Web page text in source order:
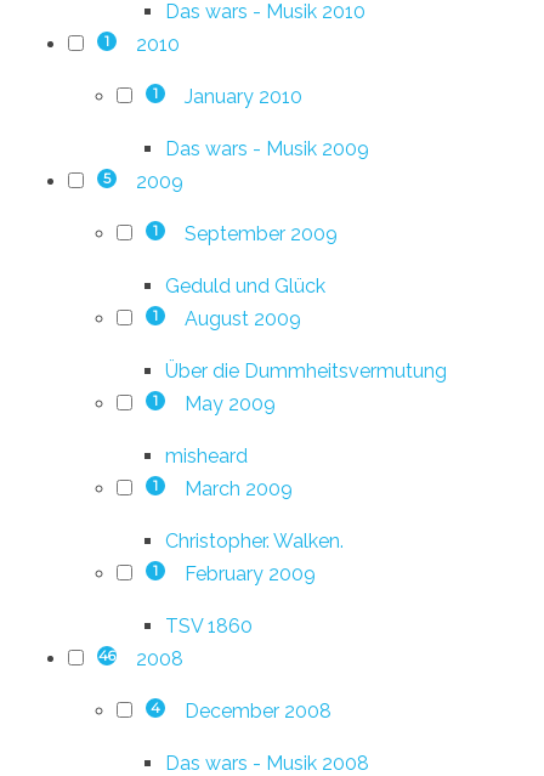
Das wars - Musik 2010
1 2010
1 January 2010
Das wars - Musik 2009
5 2009
1 September 2009
Geduld und Glück
1 August 2009
Über die Dummheitsvermutung
1 May 2009
misheard
1 March 2009
Christopher. Walken.
1 February 2009
TSV 1860
46 2008
4 December 2008
Das wars - Musik 2008